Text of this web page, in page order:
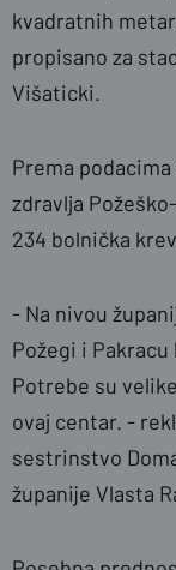
kvadratnih
propisano za
Višaticki.
Prema
zdravlja
234 bolnička
- Na nivou
Požegi i
Potrebe su
ovaj centar. -
sestrinstvo
županije Vlasta